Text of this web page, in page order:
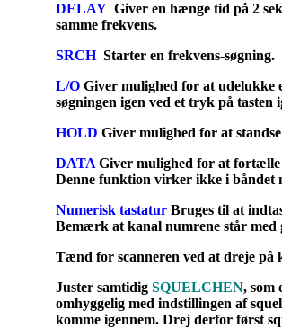
DELAY Giver en hænge tid på 2
samme frekvens.
SRCH Starter en frekvens-søgning.
L/O Giver mulighed for at udelukke
søgningen igen ved et tryk på tasten
HOLD Giver mulighed for at
DATA Giver mulighed for at fortælle
Denne funktion virker ikke i båndet
Numerisk tastaturBruges til at
Bemærk at kanal numrene står
Tænd for scanneren ved at dreje
Justersamtidig SQUELCHEN, som
omhyggelig med indstillingen af
komme igennem. Drej derfor først